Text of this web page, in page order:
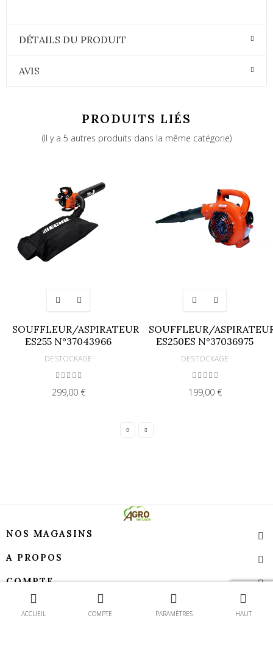
ACCUEIL COMPTE PARAMÈTRES HAUT
DÉTAILS DU PRODUIT
AVIS
PRODUITS LIÉS
(Il y a 5 autres produits dans la même catégorie)
SOUFFLEUR/ASPIRATEUR
ES255 N°37043966
DESTOCKAGE
299,00 €
SOUFFLEUR/
ES250ES N°37036975
DESTOCKAGE
199,00 €
NOS MAGASINS
A PROPOS
COMPTE
TEMPS D’OUVERTURE Contact